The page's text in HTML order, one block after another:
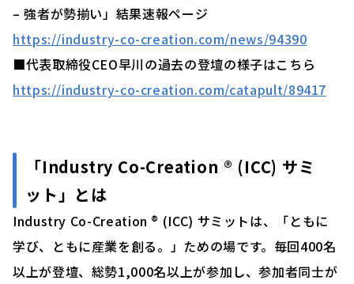
– 強者が勢揃い」結果速報ページ
https://industry-co-creation.com/news/94390
■代表取締役CEO早川の過去の登壇の様子はこちら
https://industry-co-creation.com/catapult/89417
「Industry Co-Creation ® (ICC) サミ
ット」とは
Industry Co-Creation ® (ICC) サミットは、「ともに
学び、ともに産業を創る。」ための場です。毎回400名
以上が登壇、総勢1,000名以上が参加し、参加者同士が